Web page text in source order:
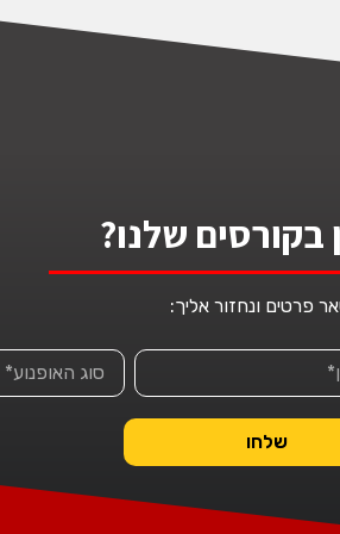
בקורסים שלנו?
פרטים ונחזור אליך:
שלחו